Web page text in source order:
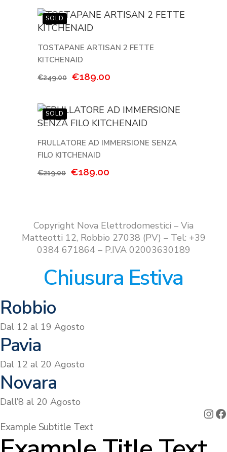
era:
€499.00.
è:
TOSTAPANE ARTISAN 2 FETTE
KITCHENAID
€249.00
Il
era:
€249.00.
€189.00
è:
€189.00.
FRULLATORE AD IMMERSIONE SENZA
FILO KITCHENAID
€219.00
Il
€219.00.
€189.00
€189.00.
Copyright Nova Elettrodomestici – Via
Matteotti 12, Robbio 27038 (PV) – Tel: +39
0384 671864 – P.IVA 02003630189
Chiusura Estiva
Robbio
Dal 12 al 19 Agosto
Pavia
Dal 12 al 20 Agosto
Novara
Dall’8 al 20 Agosto
Example Subtitle Text